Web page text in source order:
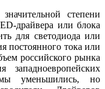
степени
драйвера или блока
для светодиода или
постоянного то­ка или
российского рынка
западноевропейских
уменьшились, но